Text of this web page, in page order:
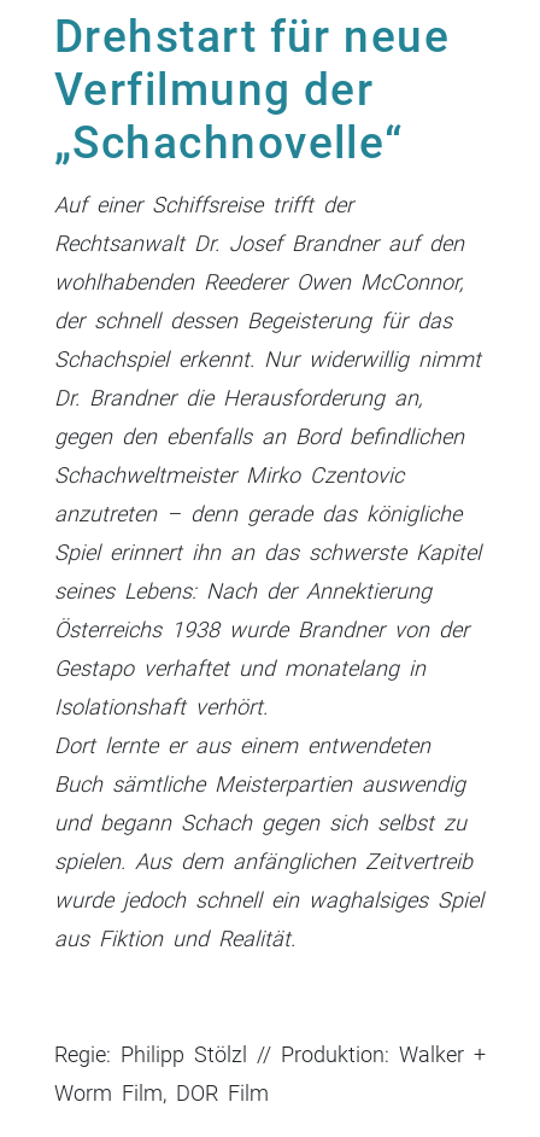
Drehstart für neue
Verfilmung der
„Schachnovelle“
Auf einer Schiffsreise trifft der
Rechtsanwalt Dr. Josef Brandner auf den
wohlhabenden Reederer Owen McConnor,
der schnell dessen Begeisterung für das
Schachspiel erkennt. Nur widerwillig nimmt
Dr. Brandner die Herausforderung an,
gegen den ebenfalls an Bord befindlichen
Schachweltmeister Mirko Czentovic
anzutreten – denn gerade das königliche
Spiel erinnert ihn an das schwerste Kapitel
seines Lebens: Nach der Annektierung
Österreichs 1938 wurde Brandner von der
Gestapo verhaftet und monatelang in
Isolationshaft verhört.
Dort lernte er aus einem entwendeten
Buch sämtliche Meisterpartien auswendig
und begann Schach gegen sich selbst zu
spielen. Aus dem anfänglichen Zeitvertreib
wurde jedoch schnell ein waghalsiges Spiel
aus Fiktion und Realität.
Regie: Philipp Stölzl // Produktion: Walker +
Worm Film, DOR Film